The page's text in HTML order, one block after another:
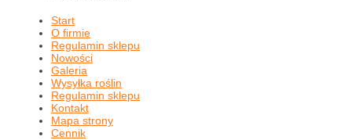
Start
O firmie
Regulamin sklepu
Nowości
Galeria
Wysyłka roślin
Regulamin sklepu
Kontakt
Mapa strony
Cennik